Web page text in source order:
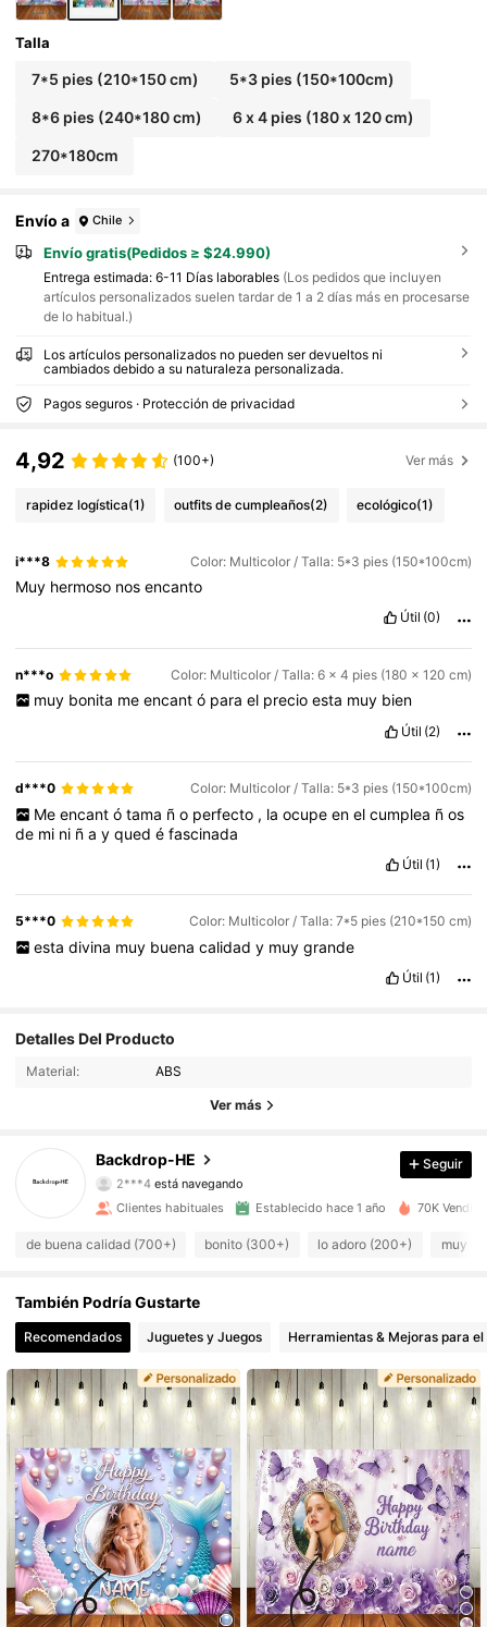
Talla
7*5 pies (210*150 cm) 5*3 pies (150*100cm)
8*6 pies (240*180 cm) 6 x 4 pies (180 x 120 cm)
270*180cm
Envío a Chile
Envío gratis(Pedidos ≥ $24.990)
Entrega estimada: 6-11 Días laborables (Los pedidos que incluyen
artículos personalizados suelen tardar de 1 a 2 días más en procesarse
de lo habitual.)
Los artículos personalizados no pueden ser devueltos ni
cambiados debido a su naturaleza personalizada.
Pagos seguros · Protección de privacidad
4,92 (100+) Ver más
rapidez logística(1) outfits de cumpleaños(2) ecológico(1)
i***8 Color: Multicolor / Talla: 5*3 pies (150*100cm)
Muy hermoso nosencanto
Útil (0)
n***o Color: Multicolor / Talla: 6 x 4 pies (180 x 120 cm)
muy bonita me encant ó para el precio esta muy bien
Útil (2)
d***0 Color: Multicolor / Talla: 5*3 pies (150*100cm)
Me encant ó tama ñ o perfecto , la ocupe en el cumplea ñ os
de mi ni ñayquedéfascinada
Útil (1)
5***0 Color: Multicolor / Talla: 7*5 pies (210*150 cm)
esta divina muy buena calidad y muy grande
Útil (1)
Detalles Del Producto
Material: ABS
Ver más
Backdrop-HE
4,89
2K Seguidores
4,89 2K Seguidores
4,89 2K Seguidores
4,89 2K Seguidores
2K Seguidores
4,89 2K Seguidores
4,89 2K Seguidores
Seguir
Clientes habituales Establecido hace 1 año 70K
de buena calidad (700+) bonito (300+) lo adoro (200+) muy
También Podría Gustarte
Recomendados Juguetes y Juegos Herramientas & Mejoras para el